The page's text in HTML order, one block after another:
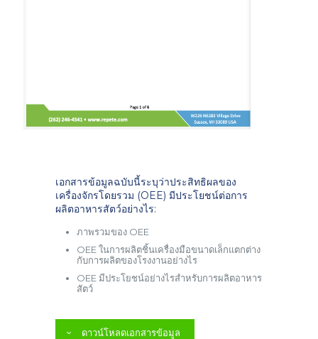
เอกสารข้อมูลฉบับนี้ระบุว่าประสิทธิผลของ
เครื่องจักรโดยรวม (OEE) มีประโยชน์ต่อการ
ผลิตอาหารสัตว์อย่างไร:
ภาพรวมของ OEE
OEE ในการผลิตชิ้นเครื่องมือขนาดเล็กแตกต่าง
กับการผลิตของโรงงานอย่างไร
OEE มีประโยชน์อย่างไรสำหรับการผลิตอาหาร
สัตว์
ดาวน์โหลดเอกสารข้อมูล